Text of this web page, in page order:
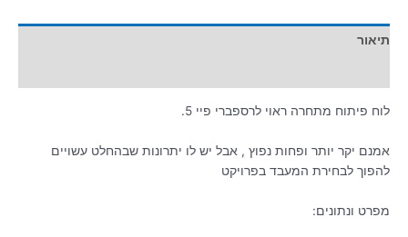
תיאור
לוח פיתוח מתחרה ראוי לרספברי פיי 5.
אמנם יקר יותר ופחות נפוץ , אבל יש לו יתרונות שבהחלט עשויים
להפוך לבחירת המעבד בפרויקט
מפרט ונתונים: